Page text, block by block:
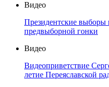
Видео
Президентские
предвыборной гонки
Видео
Видеоприветствие
летие Переяславской